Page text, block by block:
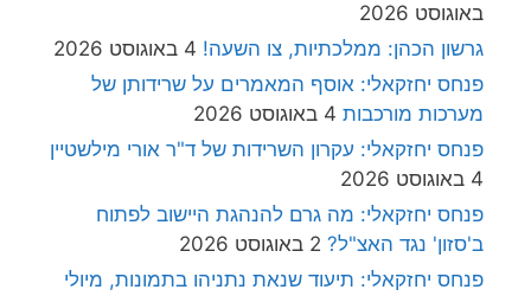
באוגוסט 2026
גרשון הכהן: ממלכתיות, צו השעה! 4 באוגוסט 2026
פנחס יחזקאלי: אוסף המאמרים על שרידותן של
מערכות מורכבות 4 באוגוסט 2026
פנחס יחזקאלי: עקרון השרידות של ד"ר אורי מילשטיין
4 באוגוסט 2026
פנחס יחזקאלי: מה גרם להנהגת היישוב לפתוח
ב'סזון' נגד האצ"ל? 2 באוגוסט 2026
פנחס יחזקאלי: תיעוד שנאת נתניהו בתמונות, מיולי